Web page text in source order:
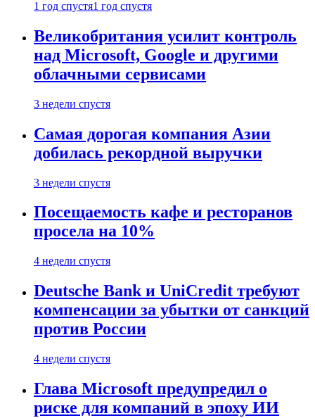
1 год спустя1 год спустя
Великобритания усилит контроль
над Microsoft, Google и другими
облачными сервисами
3 недели спустя
Самая дорогая компания Азии
добилась рекордной выручки
3 недели спустя
Посещаемость кафе и ресторанов
просела на 10%
4 недели спустя
Deutsche Bank и UniCredit требуют
компенсации за убытки от санкций
против России
4 недели спустя
Глава Microsoft предупредил о
риске для компаний в эпоху ИИ